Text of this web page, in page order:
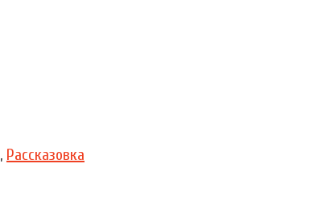
, Рассказовка